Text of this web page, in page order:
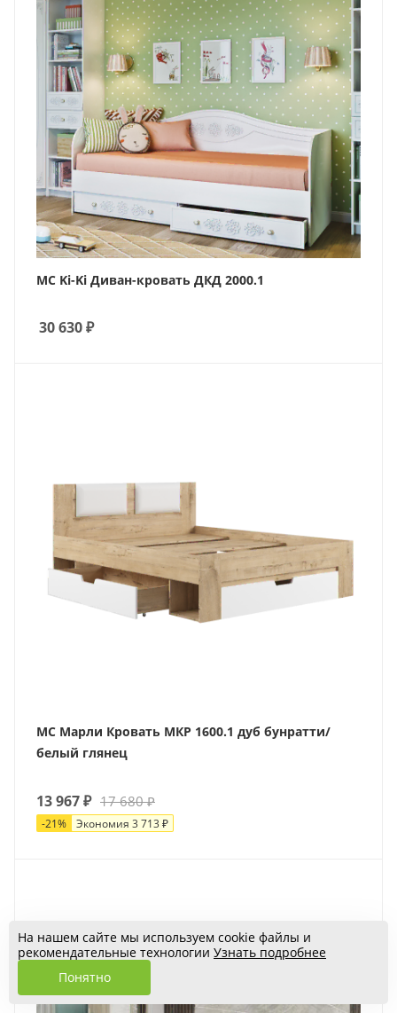
МС Ki-Ki Диван-кровать ДКД 2000.1
30 630₽
МС Марли Кровать МКР 1600.1 дуб бунратти/
белый глянец
13 967₽ 17 680₽
-21% Экономия 3 713 ₽
На нашем сайте мы используем cookie файлы и
рекомендательные технологии Узнать подробнее
Понятно